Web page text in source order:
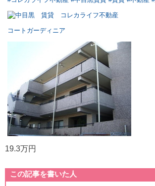
コートガーディニア
19.3万円
この記事を書いた人